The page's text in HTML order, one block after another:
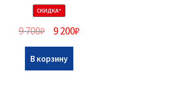
СКИДКА*
9 700₽ 9 200₽
В корзину